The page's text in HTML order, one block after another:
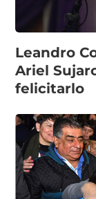
Leandro
Ariel
felicitarlo